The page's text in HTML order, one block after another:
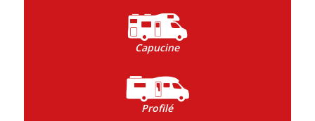
Capucine
Profilé